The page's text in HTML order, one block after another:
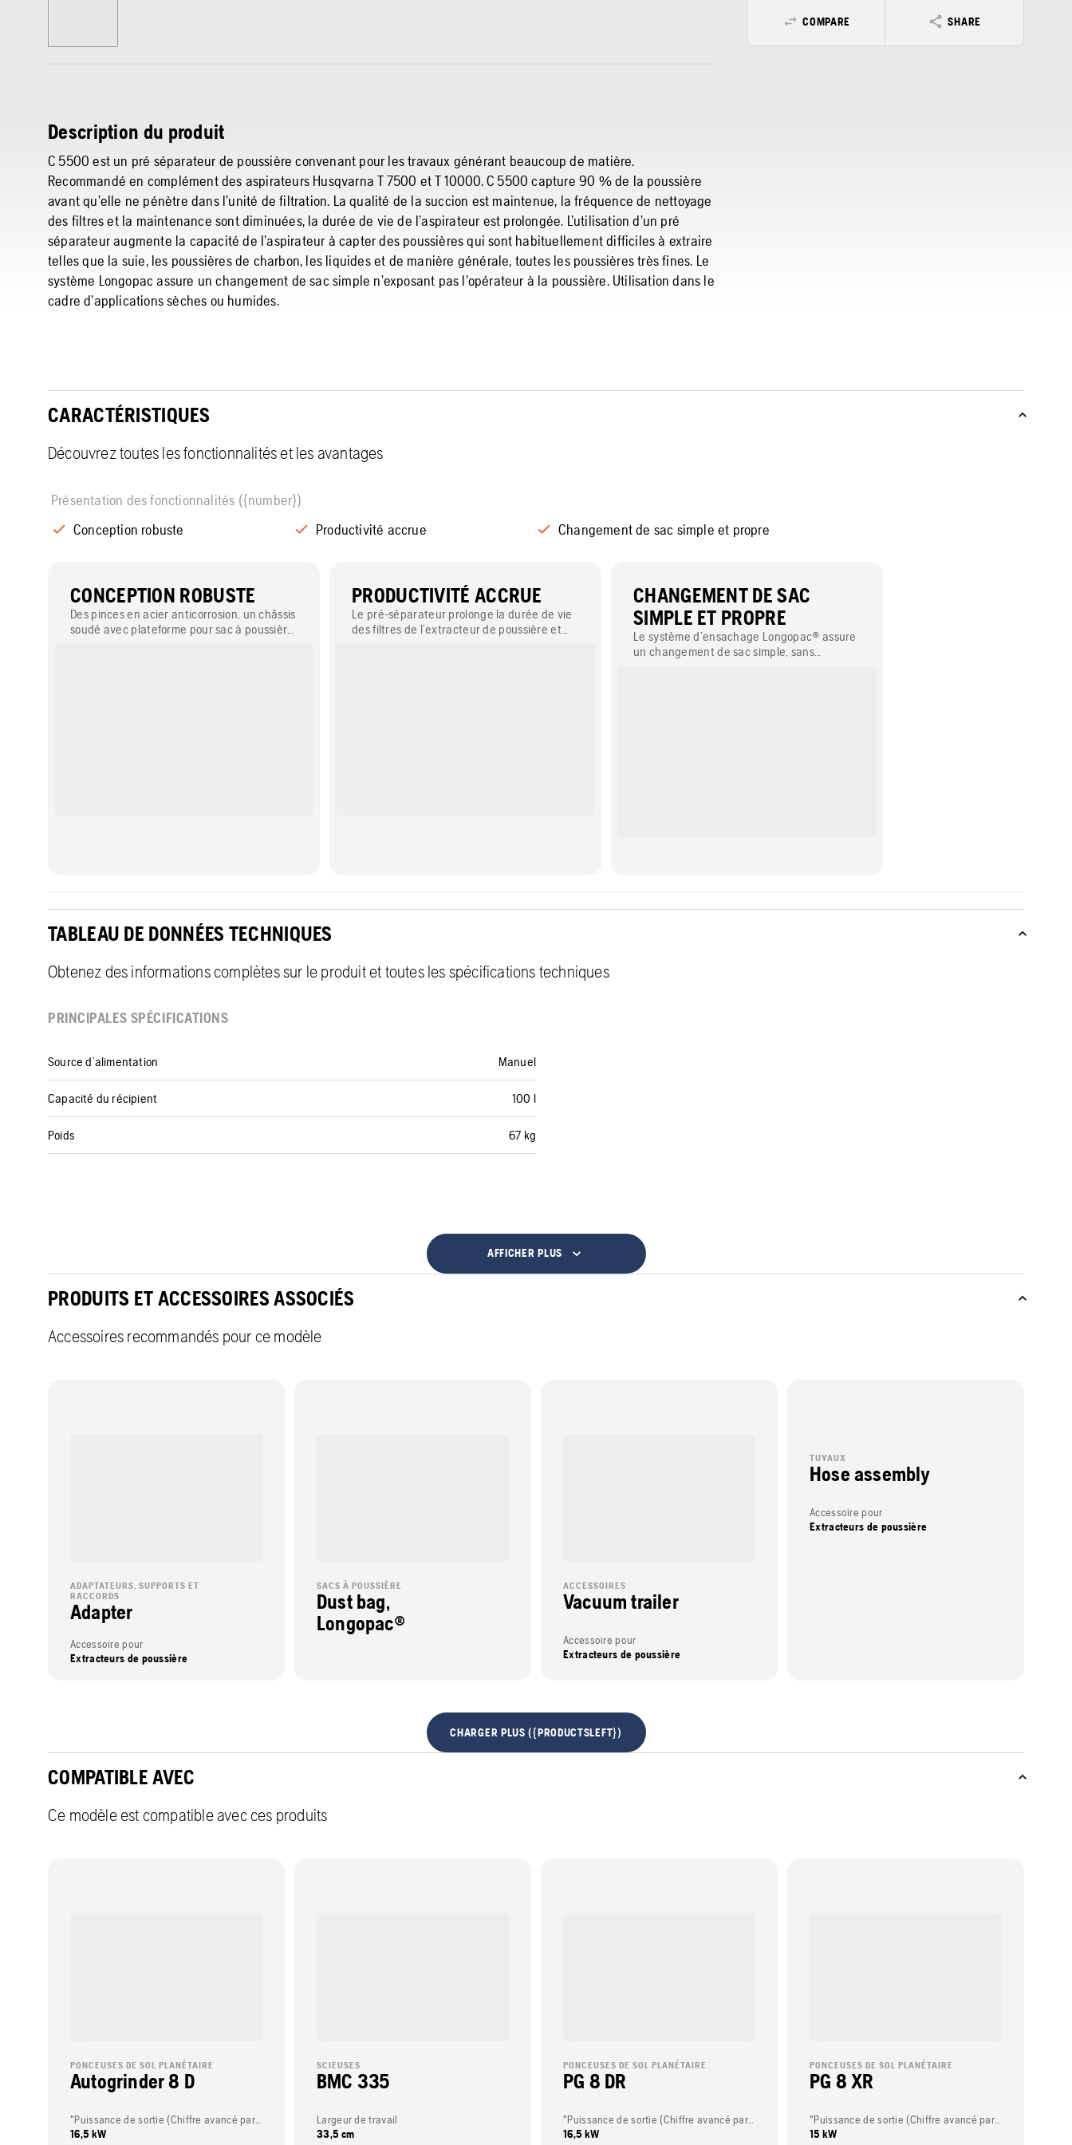
Description du produit
C 5500 est un pré séparateur de poussière convenant pour les travaux générant beaucoup de matière.
Recommandé en complément des aspirateurs Husqvarna T 7500 et T 10000. C 5500 capture 90 % de la poussière
avant qu’elle ne pénètre dans l’unité de filtration. La qualité de la succion est maintenue, la fréquence de nettoyage
des filtres et la maintenance sont diminuées, la durée de vie de l’aspirateur est prolongée. L’utilisation d’un pré
séparateur augmente la capacité de l’aspirateur à capter des poussières qui sont habituellement difficiles à extraire
telles que la suie, les poussières de charbon, les liquides et de manière générale, toutes les poussières très fines. Le
système Longopac assure un changement de sac simple n’exposant pas l’opérateur à la poussière. Utilisation dans le
cadre d’applications sèches ou humides.
COMPARE SHARE
CARACTÉRISTIQUES
Découvrez toutes les fonctionnalités et les avantages
Présentation des fonctionnalités ({number})
Conception robuste
Productivité accrue Changement de sac simple et propre
CONCEPTION ROBUSTE
Des pinces en acier anticorrosion, un châssis
soudé avec plateforme pour sac à poussière
PRODUCTIVITÉ ACCRUE
Le pré-séparateur prolonge la durée de vie
des filtres de l’extracteur de poussière et
CHANGEMENT DE SAC
SIMPLE ET PROPRE
Le système d’ensachage Longopac® assure
un changement de sac simple, sans
TABLEAU DE DONNÉES TECHNIQUES
Obtenez des informations complètes sur le produit et toutes les spécifications techniques
PRINCIPALES SPÉCIFICATIONS
Source d’alimentation Manuel
Capacité du récipient 100 l
Poids 67 kg
AFFICHER PLUS
PRODUITS ET ACCESSOIRES ASSOCIÉS
Accessoires recommandés pour ce modèle
ADAPTATEURS, SUPPORTS ET
RACCORDS
Adapter
Accessoire pour
Extracteurs de poussière
SACS À POUSSIÈRE
Dust bag,
Longopac®
ACCESSOIRES
Vacuum trailer
Accessoire pour
Extracteurs de poussière
TUYAUX
Hose assembly
Accessoire pour
Extracteurs de poussière
CHARGER PLUS ({PRODUCTSLEFT})
COMPATIBLE AVEC
Ce modèle est compatible avec ces produits
PONCEUSES DE SOL PLANÉTAIRE
Autogrinder 8 D
16,5 kW
SCIEUSES
BMC 335
Largeur de travail
33,5 cm
PONCEUSES DE SOL PLANÉTAIRE
PG 8 DR
16,5 kW
PONCEUSES DE SOL PLANÉTAIRE
PG 8 XR
15 kW